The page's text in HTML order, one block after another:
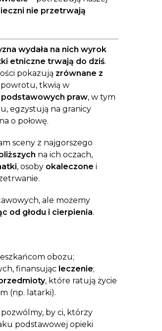
nie przetrwają
wydała na nich wyrok
etniczne trwają do dziś.
pokazują zrównane z
powrotu, tkwią w
podstawowych praw, w tym
egzystują na granicy
o połowę.
sceny z najgorszego
na ich oczach,
, osoby okaleczone i
ale możemy
od głodu i cierpienia.
obozu;
finansując leczenie;
, które ratują życie
(np. latarki).
by ci, którzy
podstawowej opieki